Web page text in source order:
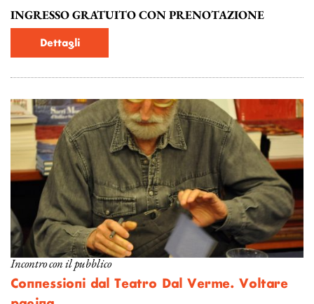
INGRESSO GRATUITO CON PRENOTAZIONE
Dettagli
Incontro con il pubblico
Connessioni dal Teatro Dal Verme. Voltare